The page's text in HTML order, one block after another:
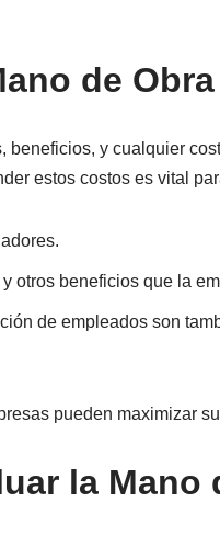
de
beneficios, y cualquier
estos costos es vital
otros beneficios que la
de empleados son
pueden maximizar
la Mano